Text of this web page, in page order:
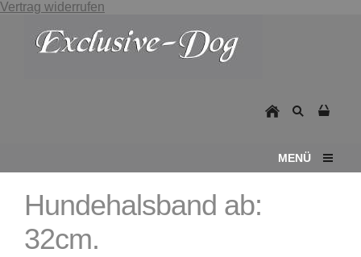
Vertrag widerrufen
MENÜ
Hundehalsband ab:
32cm.